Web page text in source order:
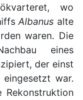
wo
Albanus alte
waren. Die
eines
der einst
war.